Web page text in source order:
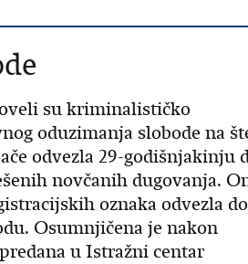
su kriminalističko
oduzimanja slobode na
odvezla 29-godišnjakinju
novčanih dugovanja.
oznaka odvezla do
Osumnjičena je nakon
u Istražni centar